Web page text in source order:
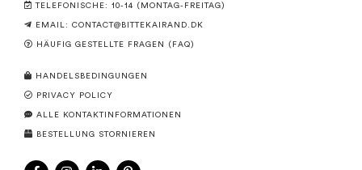
TELEFONISCHE: 10-14 (MONTAG-FREITAG)
EMAIL: CONTACT@BITTEKAIRAND.DK
HÄUFIG GESTELLTE FRAGEN (FAQ)
HANDELSBEDINGUNGEN
PRIVACY POLICY
ALLE KONTAKTINFORMATIONEN
BESTELLUNG STORNIEREN